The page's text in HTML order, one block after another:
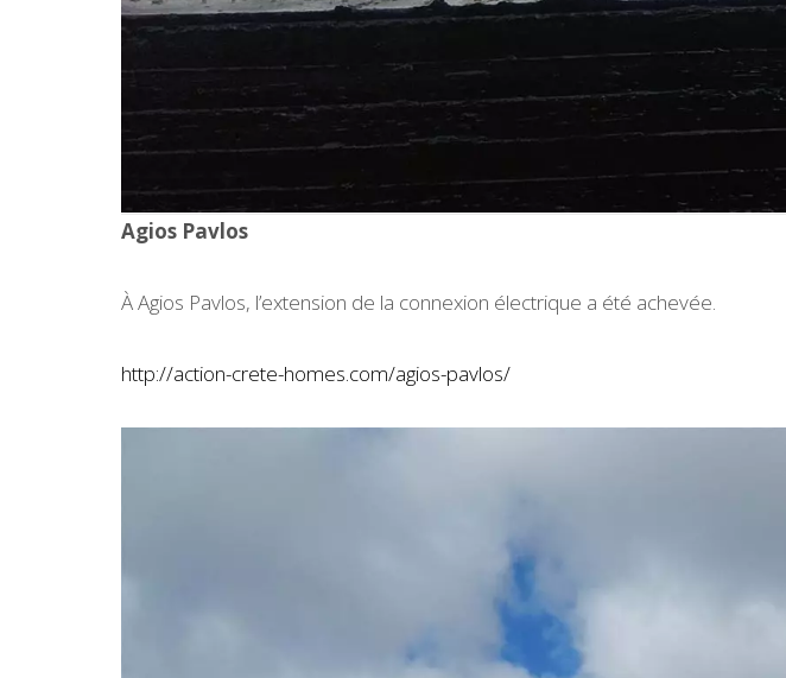
Agios Pavlos
À Agios Pavlos, l’extension de la connexion électrique a été achevée.
http://action-crete-homes.com/agios-pavlos/